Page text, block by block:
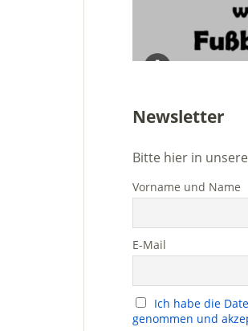
Newsletter
Bitte hier in
Vorname und Name
E-Mail
Ich habe die
genommen und